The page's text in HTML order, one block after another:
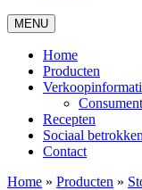
MENU
Home
Producten
Consument
Recepten
Sociaal betrokken
Contact
Home » Producten »